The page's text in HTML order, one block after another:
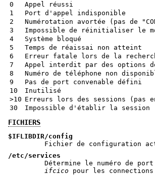
0
Appel réussi
1
Port d'appel indisponible
2
Numérotation avortée (pas de
3
Impossible de réinitialiser le
4
Système bloqué
5
Temps de réaissai non atteint
6
Erreur fatale lors de la
7
Appel interdit par des options
8
Numéro de téléphone non
9
Pas de port convenable défini
10
Inutilisé
>10 Erreurs lors des sessions (pas
30
Impossible d'établir la session
FICHIERS
$IFLIBDIR/config
Fichier de configuration
/etc/services
Détermine le numéro de
ifcico pour les connections